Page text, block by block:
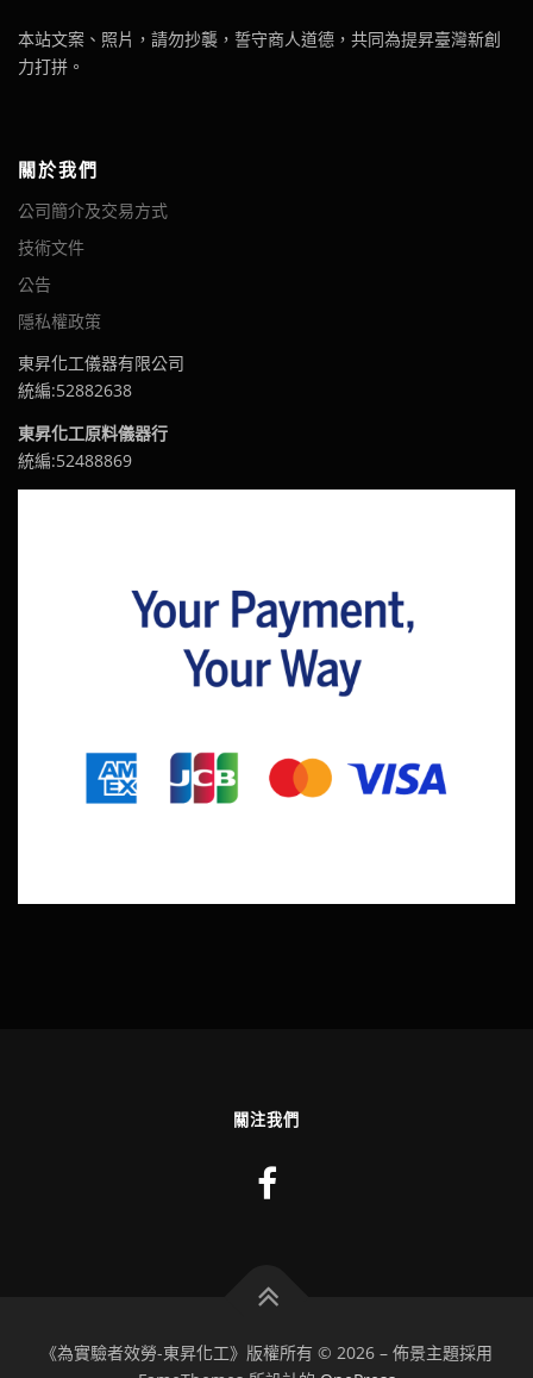
本站文案、照片，請勿抄襲，誓守商人道德，共同為提昇臺灣新創
力打拼。
關於我們
公司簡介及交易方式
技術文件
公告
隱私權政策
東昇化工儀器有限公司
統編:52882638
東昇化工原料儀器行
統編:52488869
關注我們
《為實驗者效勞-東昇化工》版權所有 © 2026 – 佈景主題採用